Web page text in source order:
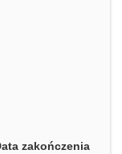
zakończenia